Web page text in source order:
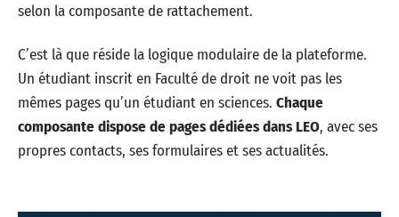
selon la composante de rattachement.
C’est là que réside la logique modulaire de la plateforme.
Un étudiant inscrit en Faculté de droit ne voit pas les
mêmes pages qu’un étudiant en sciences. Chaque
composante dispose de pages dédiées dans LEO, avec ses
propres contacts, ses formulaires et ses actualités.